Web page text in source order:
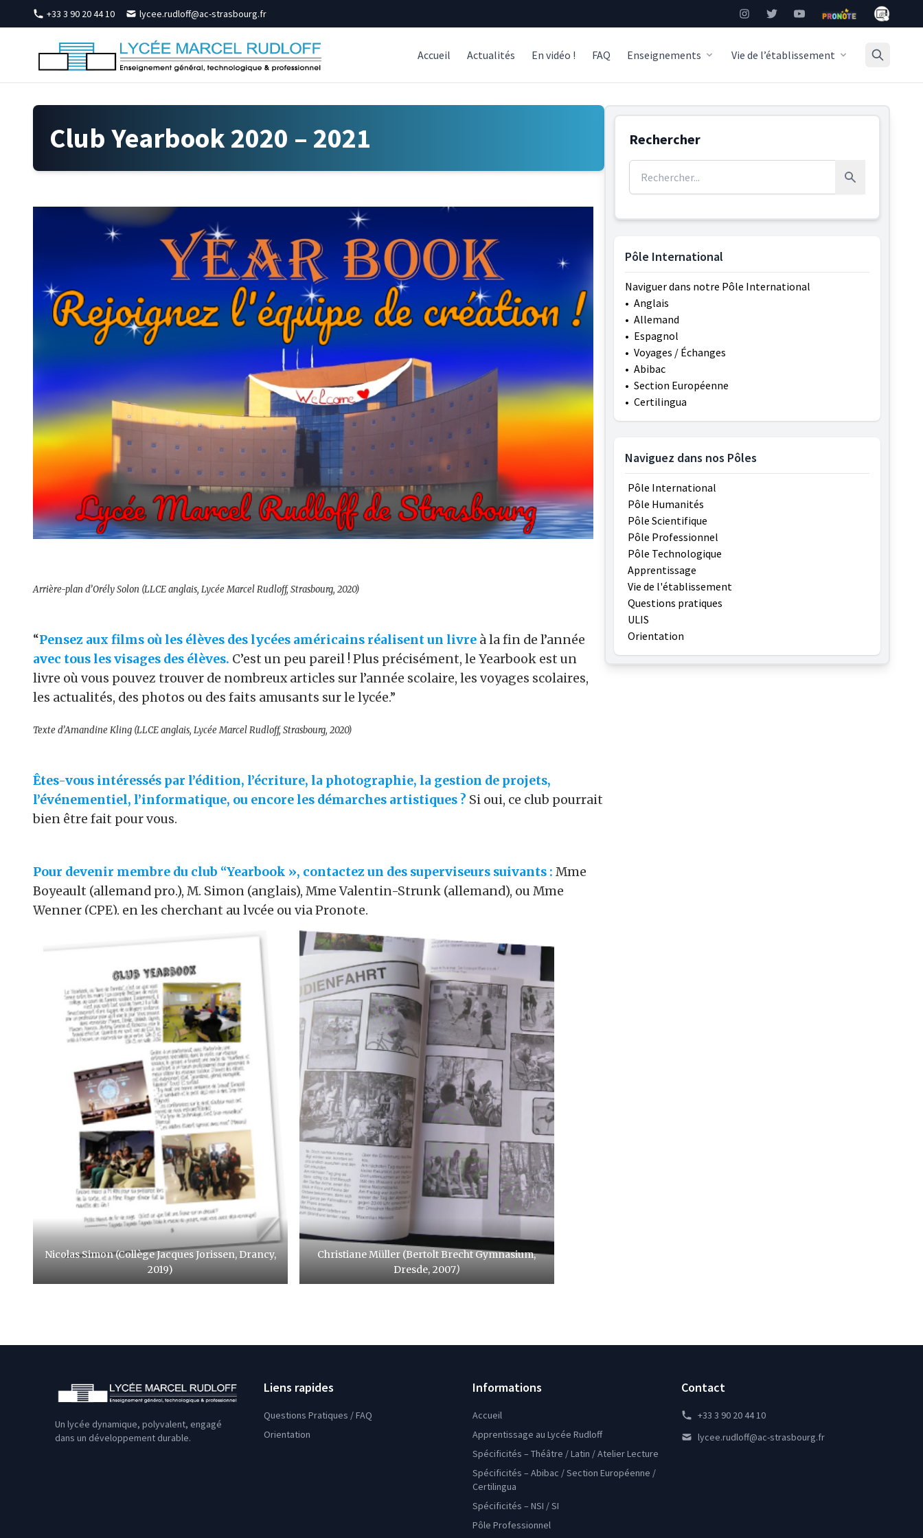
Skip to content+33 3 90 20 44 10 lycee.rudloff@ac-strasbourg.fr InstagramTwitterYouTubePronote Mon
Accueil Actualités En vidéo ! FAQ Enseignements Vie de l’établissement
Club Yearbook 2020 – 2021
Arrière-plan d’Orély Solon (LLCE anglais, Lycée Marcel Rudloff, Strasbourg, 2020)
“Pensez aux films où les élèves des lycées américains réalisent un livre à la fin de l’année
avec tous les visages des élèves. C’est un peu pareil ! Plus précisément, le Yearbook est un
livre où vous pouvez trouver de nombreux articles sur l’année scolaire, les voyages scolaires,
les actualités, des photos ou des faits amusants sur le lycée.”
Texte d’Amandine Kling (LLCE anglais, Lycée Marcel Rudloff, Strasbourg, 2020)
Êtes-vous intéressés par l’édition, l’écriture, la photographie, la gestion de projets,
l’événementiel, l’informatique, ou encore les démarches artistiques ? Si oui, ce club pourrait
bien être fait pour vous.
Pour devenir membre du club “Yearbook », contactez un des superviseurs suivants : Mme
Boyeault (allemand pro.), M. Simon (anglais), Mme Valentin-Strunk (allemand), ou Mme
Wenner (CPE), en les cherchant au lycée ou via Pronote.
Nicolas Simon (Collège Jacques Jorissen, Drancy,
2019)
Christiane Müller (Bertolt Brecht Gymnasium,
Dresde, 2007)
Rechercher
Rechercher
Pôle International
Naviguer dans notre Pôle International
• Anglais
• Allemand
• Espagnol
• Voyages / Échanges
• Abibac
• Section Européenne
• Certilingua
Naviguez dans nos Pôles
Pôle International
Pôle Humanités
Pôle Scientifique
Pôle Professionnel
Pôle Technologique
Apprentissage
Vie de l'établissement
Questions pratiques
ULIS
Orientation
Un lycée dynamique, polyvalent, engagé
dans un développement durable.
Liens rapides
Questions Pratiques / FAQ
Orientation
Informations
Accueil
Apprentissage au Lycée Rudloff
Spécificités – Théâtre / Latin / Atelier Lecture
Spécificités – Abibac / Section Européenne /
Certilingua
Spécificités – NSI / SI
Pôle Professionnel
Contact
+33 3 90 20 44 10
lycee.rudloff@ac-strasbourg.fr